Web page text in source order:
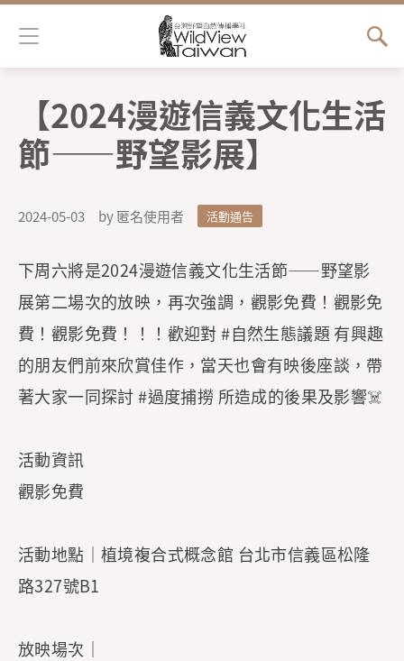
Jump to Navigation
Jump to Main content
您在這裡
【2024漫遊信義文化生活
節——野望影展】 ​
2024-05-03 by 匿名使用者 活動通告
下周六將是2024漫遊信義文化生活節——野望影
展第二場次的放映，再次強調，觀影免費！觀影免
費！觀影免費！！！歡迎對 #自然生態議題 有興趣
的朋友們前來欣賞佳作，當天也會有映後座談，帶
著大家一同探討 #過度捕撈 所造成的後果及影響☠️
活動資訊
觀影免費
活動地點｜植境複合式概念館 台北市信義區松隆
路327號B1
放映場次｜